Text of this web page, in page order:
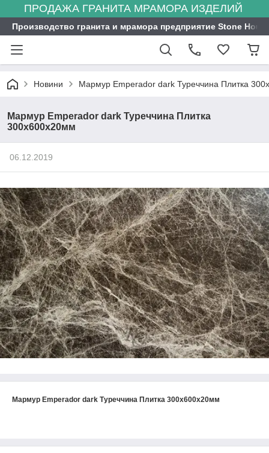
ПРОДАЖА ГРАНИТА МРАМОРА ИЗДЕЛИЙ
Производство гранита и мрамора предприятие Stone
Новини Мармур Emperador dark Туреччина Плитка
Мармур Emperador dark Туреччина Плитка
300х600х20мм
06.12.2019
Мармур Emperador dark Туреччина Плитка 300х600х20мм